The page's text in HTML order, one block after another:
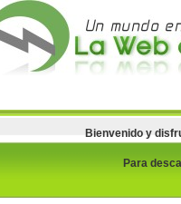
Bienvenido y
Para